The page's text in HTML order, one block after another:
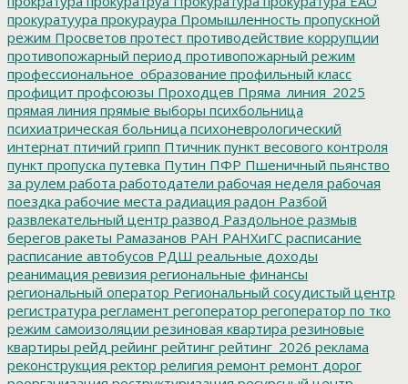
прокуратуура прокураура Промышленность пропускной
режим Просветов протест противодействие коррупции
противопожарный период противопожарный режим
профессиональное_образование профильный класс
профицит профсоюзы Проходцев Пряма_линия_2025
прямая линия прямые выборы психбольница
психиатрическая больница психоневрологический
интернат птичий грипп Птичник пункт весового контроля
пункт пропуска путевка Путин ПФР Пшеничный пьянство
за рулем работа работодатели рабочая неделя рабочая
поездка рабочие места радиация радон Разбой
развлекательный центр развод Раздольное размыв
берегов ракеты Рамазанов РАН РАНХиГС расписание
расписание автобусов РДШ реальные доходы
реанимация ревизия региональные финансы
региональный оператор Региональный сосудистый центр
регистратура регламент регоператор регоператор по тко
режим самоизоляции резиновая квартира резиновые
квартиры рейд рейинг рейтинг рейтинг_2026 реклама
реконструкция ректор религия ремонт ремонт дорог